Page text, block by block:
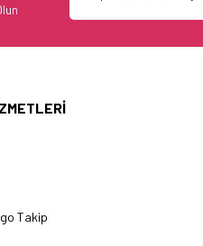
Takip